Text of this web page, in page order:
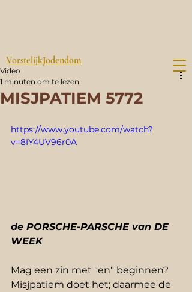
VorstelijkJodendom
MISJPATIEM 5772
Video
1 minuten om te lezen
https://www.youtube.com/watch?
v=8IY4UV96r0A
de PORSCHE-PARSCHE van DE
WEEK
Mag een zin met "en" beginnen?
Misjpatiem doet het; daarmee de